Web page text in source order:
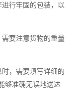
行牢固的包装，以
要注意货物的重量
，需要填写详细的
够准确无误地送达